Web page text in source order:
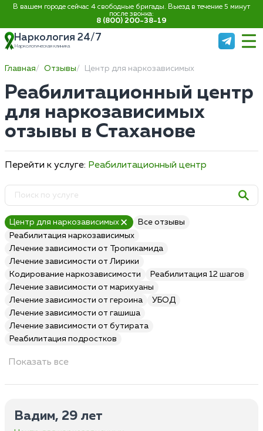
В вашем городе сейчас 4 свободные бригады. Выезд в течение 5 минут
после звонка:
8 (800) 200-38-19
Наркология 24/7
Наркологическая клиника
Главная Отзывы Центр для наркозависимых
Реабилитационный центр
для наркозависимых
отзывы в Стаханове
Перейти к услуге: Реабилитационный центр
Центр для наркозависимых
Все отзывы
Реабилитация наркозависимых
Лечение зависимости от Тропикамида
Лечение зависимости от Лирики
Кодирование наркозависимости
Реабилитация 12 шагов
Лечение зависимости от марихуаны
Лечение зависимости от героина
УБОД
Лечение зависимости от гашиша
Лечение зависимости от бутирата
Реабилитация подростков
Показать все
Вадим, 29 лет